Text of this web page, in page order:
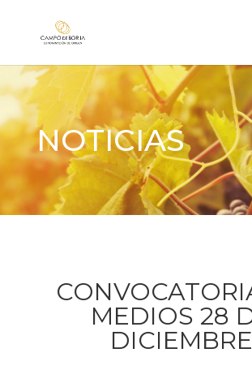
NOTICIAS
MEDIOS 28
DICIEMBRE